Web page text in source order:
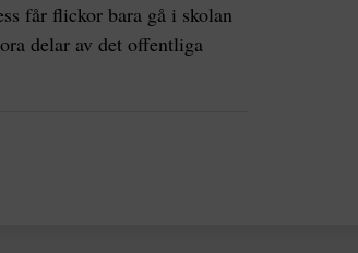
får flickor bara gå i skolan
delar av det offentliga